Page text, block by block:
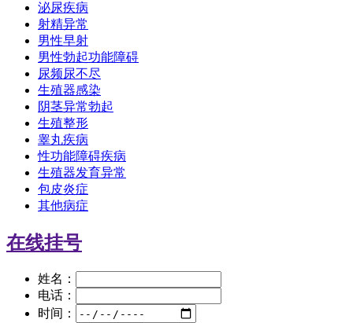
泌尿疾病
射精异常
男性早射
男性勃起功能障碍
尿频尿不尽
生殖器感染
阴茎异常勃起
生殖整形
睾丸疾病
性功能障碍疾病
生殖器发育异常
包皮炎症
其他病症
在线挂号
姓名：
电话：
时间：